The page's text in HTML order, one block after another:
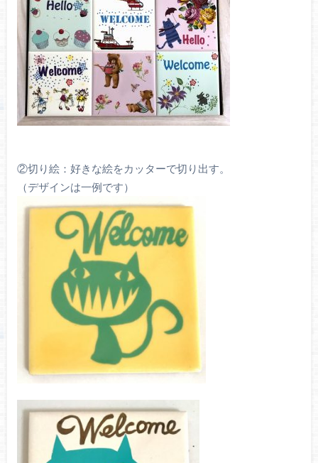
②切り絵：好きな絵をカッターで切り出す。
（デザインは一例です）